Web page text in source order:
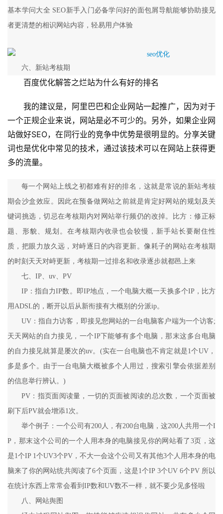
基本学问大全 SEO新手入门必备学问好的面包屑导航能够协助接见
者更清楚的相识网站内容，轻易用户体验
六、新站考核期
百度优化解答之烂站为什么有好的排名
我的建议是，阿里巴巴和企业网站一起推广，因为对于
一个正规企业来说，网站是必不可少的。另外，如果企业网
站做好SEO，在同行业的竞争中优势是很明显的。分享关键
词也是优化中常见的技术，通过该技术可以在网站上获得更
多的流量。
每一个网站上线之初都难有好的排名，这就是常说的新站考核
期会沙盒效应。因此在预备做网站之前就是肯定好网站的规划及关
键词挑选，切忌在考核期内对网站举行频仍的改掉。比方：修正标
题、形貌、规划。在考核期内收录也会较慢，新手站长要耐住性
质，把眼力放久远，对峙逐日的内容更新。像耗子的网站在考核期
的时刻天天对峙更新，考核期一过排名和收录逐步就都邑上来
七、IP、uv、PV
IP：指自力IP数。即IP地点，一个电脑大概一天换多个IP，比方
用ADSL的，断开以后从新衔接有大概别的分派ip。
UV：指自力访客，即接见您网站的一台电脑客户端为一个访客;
天天网站的自力接见，一个IP下能够有多个电脑，那末这多台电脑
的自力接见就算是屡次的uv。(实在一台电脑也不肯定就是1个UV，
多是多个。由于一台电脑大概被多个人用过，搜索引擎会依据差别
的信息举行辨认。)
PV：指页面阅读量，一切的页面被阅读的总次数，一个页面被
刷下后PV就会增添1次。
举个例子：一个公司有200人，有200台电脑，这200人共用一个I
P，那末这个公司的一个人用本身的电脑接见你的网站看了3页，这
是1个IP 1个UV3个PV，不大一会这个公司又有其他3个人用本身的电
脑来了你的网站统共阅读了6个页面，这是1个IP 3个UV 6个PV 所以
在统计东西上常常会看到IP数和UV数不一样，就不要少见多怪啦
八、网站舆图